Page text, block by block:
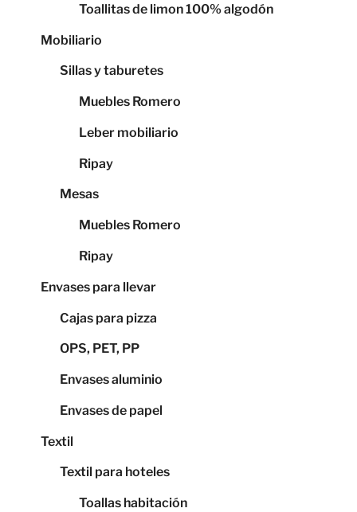
Toallitas de limon 100% algodón
Mobiliario
Sillas y taburetes
Muebles Romero
Leber mobiliario
Ripay
Mesas
Muebles Romero
Ripay
Envases para llevar
Cajas para pizza
OPS, PET, PP
Envases aluminio
Envases de papel
Textil
Textil para hoteles
Toallas habitación